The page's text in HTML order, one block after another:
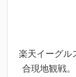
楽天イーグル
合現地観戦